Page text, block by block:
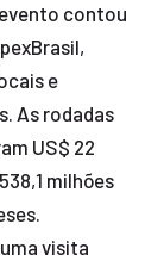
contou
e
As rodadas
US$ 22
milhões
visita